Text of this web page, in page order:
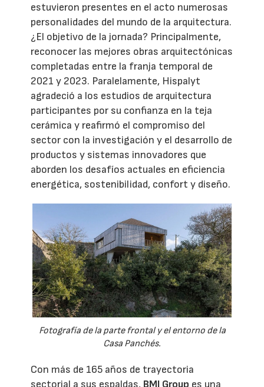
estuvieron presentes en el acto numerosas
personalidades del mundo de la arquitectura.
¿El objetivo de la jornada? Principalmente,
reconocer las mejores obras arquitectónicas
completadas entre la franja temporal de
2021 y 2023. Paralelamente, Hispalyt
agradeció a los estudios de arquitectura
participantes por su confianza en la teja
cerámica y reafirmó el compromiso del
sector con la investigación y el desarrollo de
productos y sistemas innovadores que
aborden los desafíos actuales en eficiencia
energética, sostenibilidad, confort y diseño.
Fotografía de la parte frontal y el entorno de la
Casa Panchés.
Con más de 165 años de trayectoria
sectorial a sus espaldas, BMI Group es una